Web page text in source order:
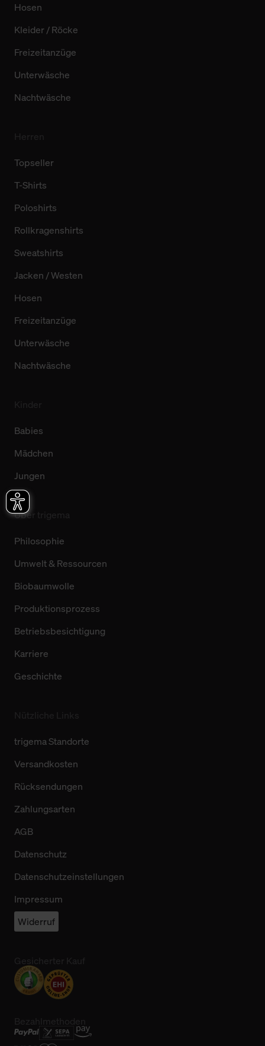
Hosen
Kleider / Röcke
Freizeitanzüge
Unterwäsche
Nachtwäsche
Topseller
T-Shirts
Poloshirts
Rollkragenshirts
Sweatshirts
Jacken / Westen
Hosen
Freizeitanzüge
Unterwäsche
Nachtwäsche
Babies
Mädchen
Jungen
Über trigema
Philosophie
Umwelt & Ressourcen
Biobaumwolle
Produktionsprozess
Betriebsbesichtigung
Karriere
Geschichte
trigema Standorte
Versandkosten
Rücksendungen
Zahlungsarten
AGB
Datenschutz
Datenschutzeinstellungen
Impressum
Widerruf